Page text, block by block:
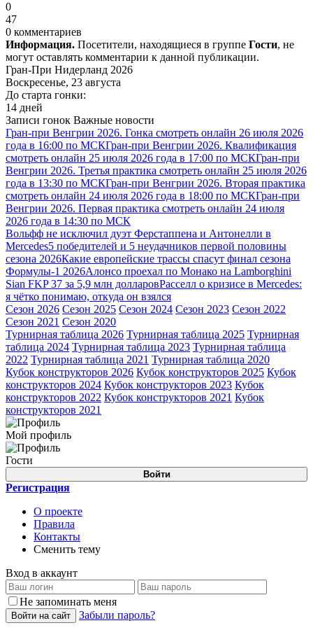
0
47
0 комментариев
Информация. Посетители, находящиеся в группе Гости, не
могут оставлять комментарии к данной публикации.
Гран-При Нидерланд 2026
Воскресенье, 23 августа
До старта гонки:
14 дней
Записи гонок Важные новости
Гран-при Венгрии 2026. Гонка смотреть онлайн 26 июля 2026
года в 16:00 по МСКГран-при Венгрии 2026. Квалификация
смотреть онлайн 25 июля 2026 года в 17:00 по МСКГран-при
Венгрии 2026. Третья практика смотреть онлайн 25 июля 2026
года в 13:30 по МСКГран-при Венгрии 2026. Вторая практика
смотреть онлайн 24 июля 2026 года в 18:00 по МСКГран-при
Венгрии 2026. Первая практика смотреть онлайн 24 июля
2026 года в 14:30 по МСК
Вольфф не исключил дуэт Ферстаппена и Антонелли в
Mercedes5 победителей и 5 неудачников первой половины
сезона 2026Какие европейские трассы спасут финал сезона
Формулы-1 2026Алонсо проехал по Монако на Lamborghini
Sian FKP 37 за 5,9 млн долларовРасселл о кризисе в Mercedes:
я чётко понимаю, откуда он взялся
Сезон 2026 Сезон 2025 Сезон 2024 Сезон 2023 Сезон 2022
Сезон 2021 Сезон 2020
Турнирная таблица 2026 Турнирная таблица 2025 Турнирная
таблица 2024 Турнирная таблица 2023 Турнирная таблица
2022 Турнирная таблица 2021 Турнирная таблица 2020
Кубок конструкторов 2026 Кубок конструкторов 2025 Кубок
конструкторов 2024 Кубок конструкторов 2023 Кубок
конструкторов 2022 Кубок конструкторов 2021 Кубок
конструкторов 2021
Мой профиль
Гости
Войти
Регистрация
О проекте
Правила
Контакты
Сменить тему
Вход в аккаунт
Не запоминать меня
Войти на сайт Забыли пароль?